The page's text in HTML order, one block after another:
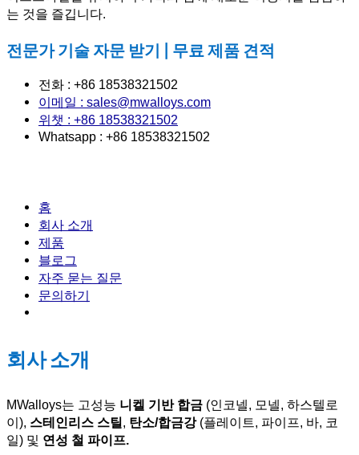
는 것을 즐깁니다.
전문가 기술 자문 받기 | 무료 제품 견적
전화 : +86 18538321502
이메일 : sales@mwalloys.com
위챗 : +86 18538321502
Whatsapp : +86 18538321502
홈
회사 소개
제품
블로그
자주 묻는 질문
문의하기
회사 소개
MWalloys는 고성능 니켈 기반 합금 (인코넬, 모넬, 하스텔로
이), 스테인리스 스틸, 탄소/합금강(플레이트, 파이프, 바, 코
일) 및 연성 철 파이프.